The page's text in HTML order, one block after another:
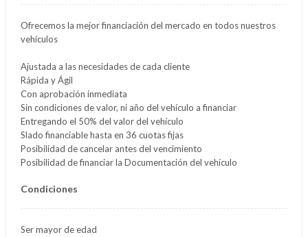
Ofrecemos la mejor financiación del mercado en todos nuestros
vehículos
Ajustada a las necesidades de cada cliente
Rápida y Ágil
Con aprobación inmediata
Sin condiciones de valor, ni año del vehículo a financiar
Entregando el 50% del valor del vehículo
Slado financiable hasta en 36 cuotas fijas
Posibilidad de cancelar antes del vencimiento
Posibilidad de financiar la Documentación del vehículo
Condiciones
Ser mayor de edad